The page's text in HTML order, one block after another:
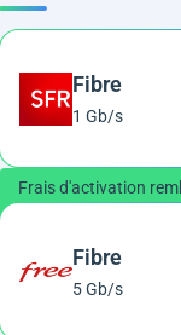
Fibre
1 Gb/s
Frais d'activation
Fibre
5 Gb/s